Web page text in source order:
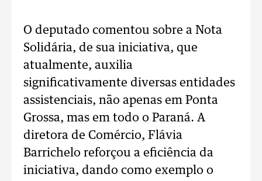
O deputado comentou sobre a Nota
Solidária, de sua iniciativa, que
atualmente, auxilia
significativamente diversas entidades
assistenciais, não apenas em Ponta
Grossa, mas em todo o Paraná. A
diretora de Comércio, Flávia
Barrichelo reforçou a eficiência da
iniciativa, dando como exemplo o